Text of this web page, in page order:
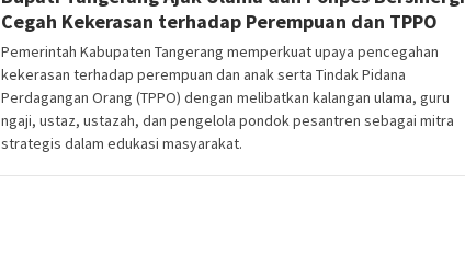
Cegah Kekerasan terhadap Perempuan dan TPPO
Pemerintah Kabupaten Tangerang memperkuat upaya pencegahan
kekerasan terhadap perempuan dan anak serta Tindak Pidana
Perdagangan Orang (TPPO) dengan melibatkan kalangan ulama, guru
ngaji, ustaz, ustazah, dan pengelola pondok pesantren sebagai mitra
strategis dalam edukasi masyarakat.